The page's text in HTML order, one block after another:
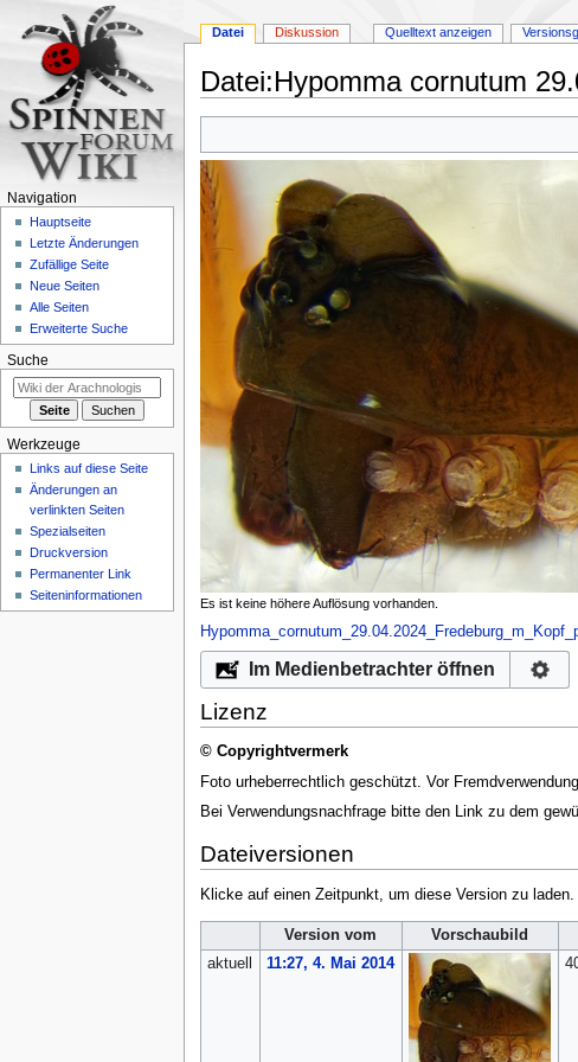
Datei:Hypomma cornutum
springen
springen
Es ist keine höhere Auflösung vorhanden.
Im Medienbetrachter öffnen
Lizenz
© Copyrightvermerk
Foto urheberrechtlich geschützt. Vor
Bei Verwendungsnachfrage bitte den Link zu dem
Dateiversionen
Klicke auf einen Zeitpunkt, um diese Version zu laden.
Version vom Vorschaubild
aktuell
11:27, 4. Mai 2014
Datei Diskussion Quelltext anzeigen
Navigation
Hauptseite
Letzte Änderungen
Zufällige Seite
Neue Seiten
Alle Seiten
Erweiterte Suche
Suche
Werkzeuge
Links auf diese Seite
Änderungen an
verlinkten Seiten
Spezialseiten
Druckversion
Permanenter Link
Seiten­­informationen